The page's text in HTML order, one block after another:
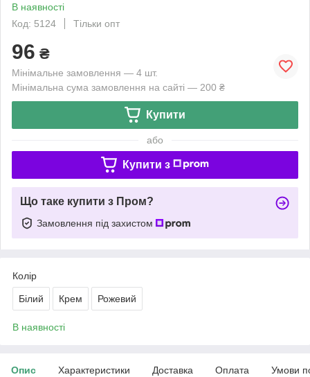
В наявності
Код: 5124
Тільки опт
96 ₴
Мінімальне замовлення — 4 шт.
Мінімальна сума замовлення на сайті — 200 ₴
Купити
або
Купити з
Що таке купити з Пром?
Замовлення під захистом
Колір
Білий Крем Рожевий
В наявності
Опис Характеристики Доставка Оплата Умови